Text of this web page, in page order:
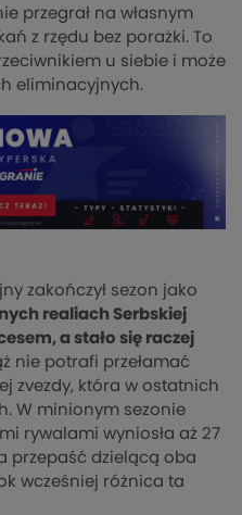
przegrał na własnym
z rzędu bez porażki. To
u siebie i może
eliminacyjnych.
zakończył sezon jako
realiach Serbskiej
a stało się raczej
nie potrafi przełamać
zvezdy, która w ostatnich
W minionym sezonie
rywalami wyniosła aż 27
przepaść dzielącą oba
wcześniej różnica ta